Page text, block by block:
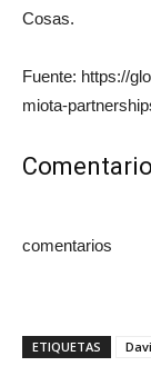
Cosas.
Fuente: https://
miota-
comentarios
ETIQUETAS